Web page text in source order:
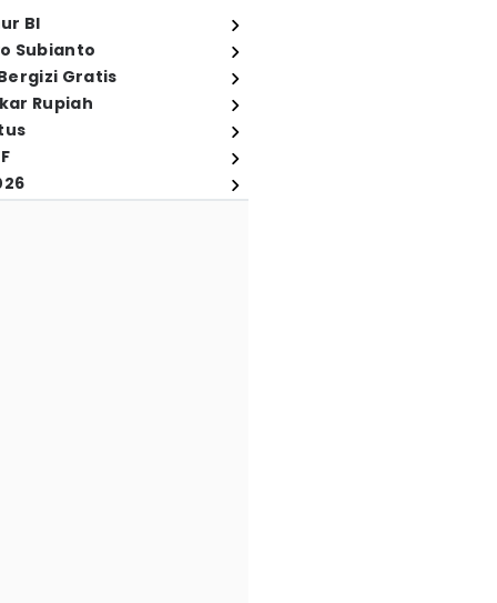
BI
Subianto
Gratis
Rupiah